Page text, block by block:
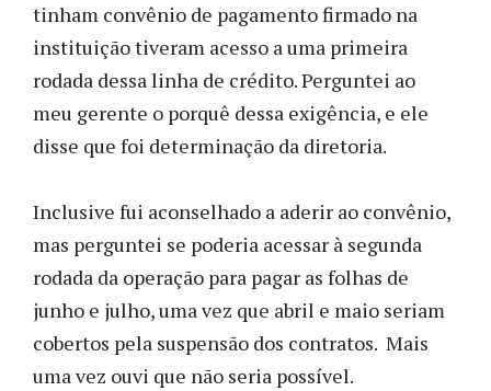
tinham convênio de pagamento firmado na
instituição tiveram acesso a uma primeira
rodada dessa linha de crédito. Perguntei ao
meu gerente o porquê dessa exigência, e ele
disse que foi determinação da diretoria.
Inclusive fui aconselhado a aderir ao convênio,
mas perguntei se poderia acessar à segunda
rodada da operação para pagar as folhas de
junho e julho, uma vez que abril e maio seriam
cobertos pela suspensão dos contratos. Mais
uma vez ouvi que não seria possível.